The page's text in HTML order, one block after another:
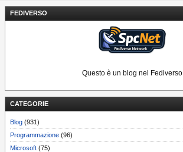
FEDIVERSO
Questo è un blog nel Fediverso
CATEGORIE
Blog (931)
Programmazione (96)
Microsoft (75)